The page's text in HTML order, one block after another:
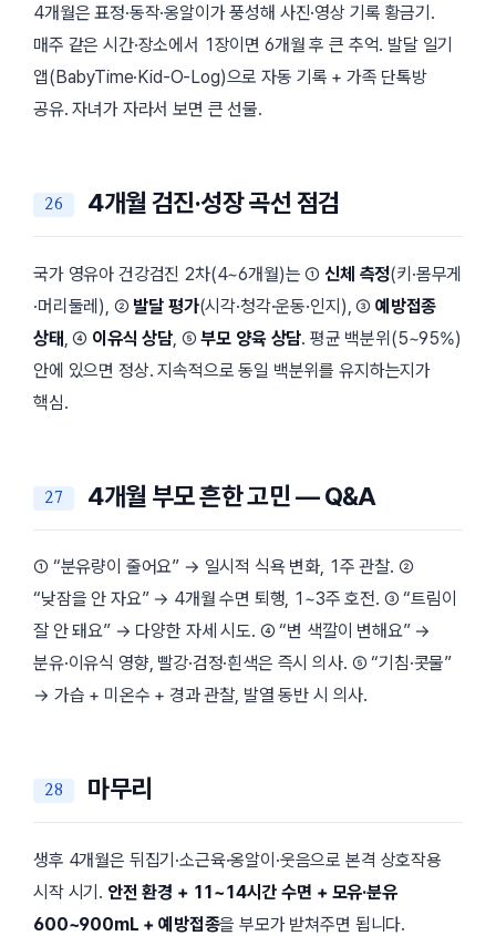
4개월은 표정·동작·옹알이가 풍성해 사진·영상 기록 황금기.
매주 같은 시간·장소에서 1장이면 6개월 후 큰 추억. 발달 일기
앱(BabyTime·Kid-O-Log)으로 자동 기록 + 가족 단톡방
공유. 자녀가 자라서 보면 큰 선물.
4개월 검진·성장 곡선 점검
국가 영유아 건강검진 2차(4~6개월)는 ① 신체 측정(키·몸무게
·머리둘레), ② 발달 평가(시각·청각·운동·인지), ③ 예방접종
상태 , ④ 이유식 상담 , ⑤부모 양육 상담. 평균 백분위(5~95%)
안에 있으면 정상. 지속적으로 동일 백분위를 유지하는지가
핵심.
4개월 부모 흔한 고민 — Q&A
① “분유량이 줄어요” → 일시적 식욕 변화, 1주 관찰. ②
“낮잠을 안 자요” → 4개월 수면 퇴행, 1~3주 호전. ③ “트림이
잘 안 돼요” → 다양한 자세 시도. ④ “변 색깔이 변해요” →
분유·이유식 영향, 빨강·검정·흰색은 즉시 의사. ⑤ “기침·콧물”
→ 가습 + 미온수 + 경과 관찰, 발열 동반 시 의사.
마무리
생후 4개월은 뒤집기·소근육·옹알이·웃음으로 본격 상호작용
시작 시기. 안전 환경 + 11~14시간 수면 + 모유·분유
600~900mL + 예방접종을 부모가 받쳐주면 됩니다.